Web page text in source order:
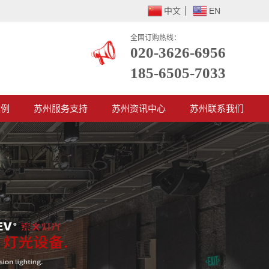
中文 EN
全国订购热线：
020-3626-6956
185-6505-7033
苏州服务支持 苏州资讯中心 苏州联系我们